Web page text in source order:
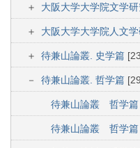
大阪大学大学院文学
大阪大学大学院人文
待兼山論叢. 史学篇
待兼山論叢. 哲学篇
待兼山論叢 哲学篇
待兼山論叢 哲学篇